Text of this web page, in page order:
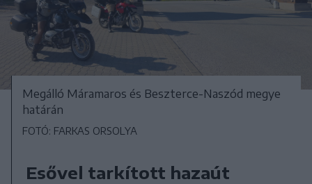
Megálló Máramaros és Beszterce-Naszód megye
határán
FOTÓ: FARKAS ORSOLYA
Esővel tarkított hazaút